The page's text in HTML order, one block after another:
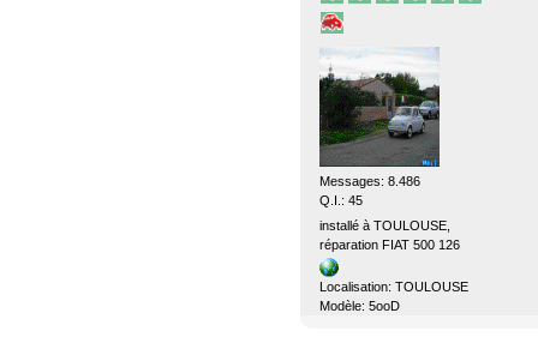
Messages: 8.486
Q.I.: 45
installé à TOULOUSE,
réparation FIAT 500 126
Localisation: TOULOUSE
Modèle: 5ooD